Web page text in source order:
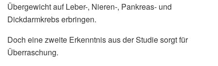
Übergewicht auf Leber-, Nieren-, Pankreas- und
Dickdarmkrebs erbringen.
Doch eine zweite Erkenntnis aus der Studie sorgt für
Überraschung.